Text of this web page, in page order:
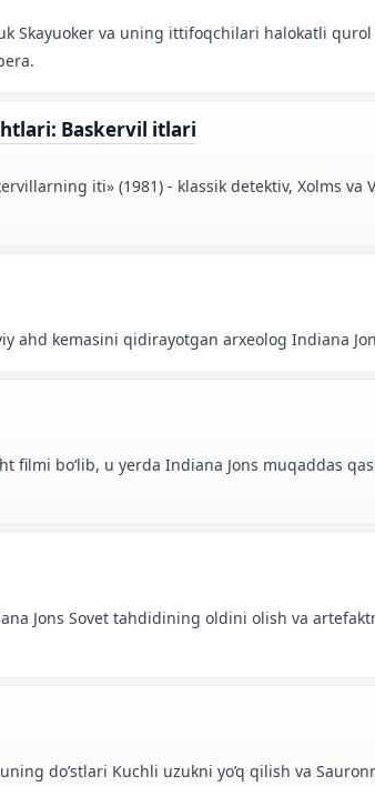
Skayuoker va uning ittifoqchilari halokatli
Baskervil itlari
iti» (1981) - klassik detektiv, Xolms
ahd kemasini qidirayotgan arxeolog Indiana
filmi boʻlib, u yerda Indiana Jons muqaddas
Jons Sovet tahdidining oldini olish va
do’stlari Kuchli uzukni yo’q qilish va